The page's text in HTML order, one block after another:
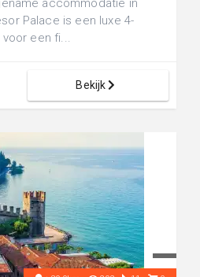
accommodatie in
Palace is een luxe 4-
een fi...
Bekijk